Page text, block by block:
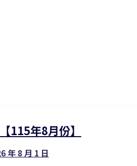
115年8月份】
年 8 月 1 日